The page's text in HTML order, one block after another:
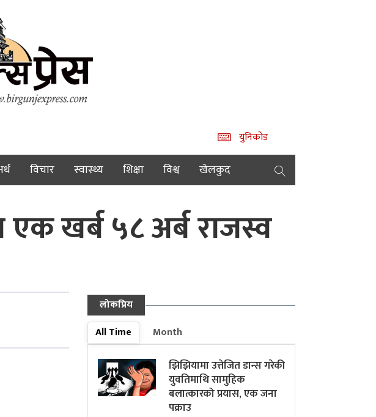
युनिकोड
विचार स्वास्थ्य शिक्षा विश्व खेलकुद
एक खर्ब ५८ अर्ब राजस्व
लोकप्रिय
All Time
Month
झिझियामा उत्तेजित डान्स गरेकी
युवतिमाथि सामुहिक
बलात्कारको प्रयास, एक जना
पक्राउ